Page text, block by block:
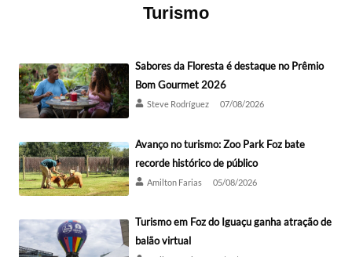
Turismo
Sabores da Floresta é destaque no Prêmio
Bom Gourmet 2026
Steve Rodríguez 07/08/2026
Avanço no turismo: Zoo Park Foz bate
recorde histórico de público
Amilton Farias 05/08/2026
Turismo em Foz do Iguaçu ganha atração de
balão virtual